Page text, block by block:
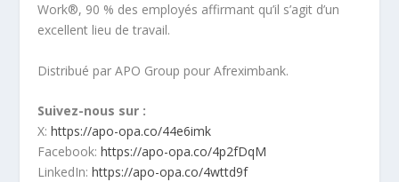
Work®, 90 % des employés affirmant qu’il s’agit d’un
excellent lieu de travail.
Distribué par APO Group pour Afreximbank.
Suivez-nous sur :
X:https://apo-opa.co/44e6imk
Facebook:https://apo-opa.co/4p2fDqM
LinkedIn:https://apo-opa.co/4wttd9f